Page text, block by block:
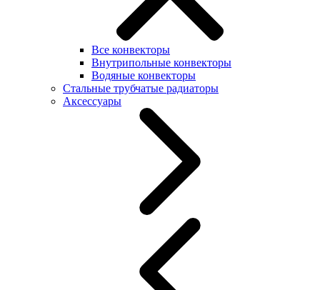
Все конвекторы
Внутрипольные конвекторы
Водяные конвекторы
Стальные трубчатые радиаторы
Аксессуары